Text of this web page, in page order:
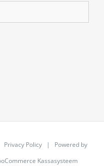
Privacy Policy | Powered by
Kassasysteem